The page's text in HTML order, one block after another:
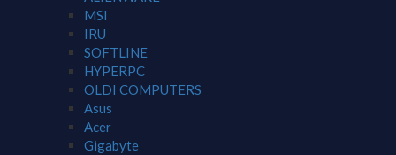
MSI
IRU
SOFTLINE
HYPERPC
OLDI COMPUTERS
Asus
Acer
Gigabyte